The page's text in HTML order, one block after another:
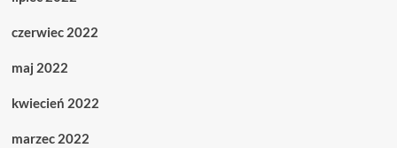
czerwiec 2022
maj 2022
kwiecień 2022
marzec 2022